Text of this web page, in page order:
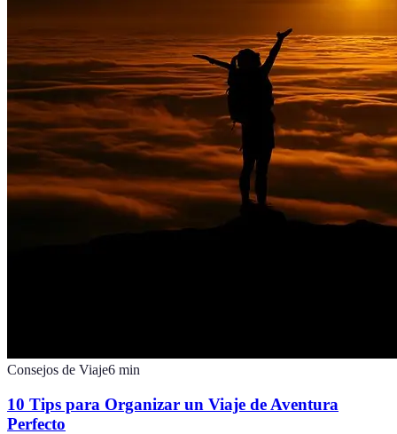
Consejos de Viaje6 min
10 Tips para Organizar un Viaje de Aventura
Perfecto